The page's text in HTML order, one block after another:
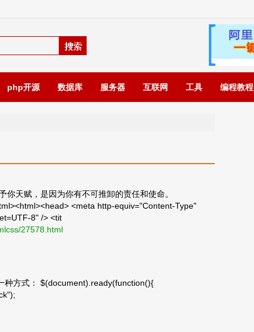
php开源 数据库 服务器 互联网 工具 编程教程
你天赋，是因为你有不可推卸的责任和使命。
<meta http-equiv="Content-Type"
8" /> <tit
27578.html
种方式： $(document).ready(function(){